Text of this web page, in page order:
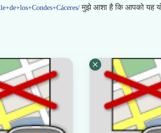
मुझे आशा है कि आपको यह